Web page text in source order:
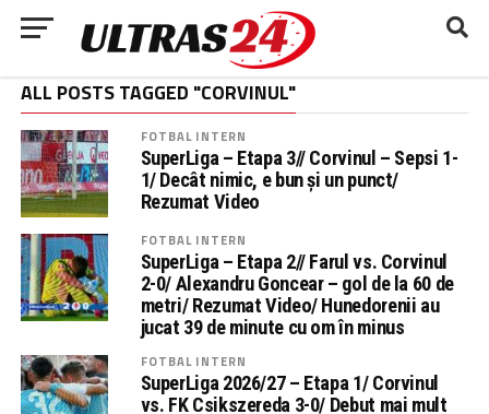
ALL POSTS TAGGED "CORVINUL"
FOTBAL INTERN
SuperLiga – Etapa 3// Corvinul – Sepsi 1-
1/ Decât nimic, e bun și un punct/
Rezumat Video
FOTBAL INTERN
SuperLiga – Etapa 2// Farul vs. Corvinul
2-0/ Alexandru Goncear – gol de la 60 de
metri/ Rezumat Video/ Hunedorenii au
jucat 39 de minute cu om în minus
FOTBAL INTERN
SuperLiga 2026/27 – Etapa 1/ Corvinul
vs. FK Csikszereda 3-0/ Debut mai mult